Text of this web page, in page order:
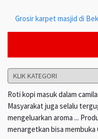
Grosir karpet masjid di
Roti kopi masuk dalam
Masyarakat juga selalu
mengeluarkan aroma ...
menargetkan bisa membuka